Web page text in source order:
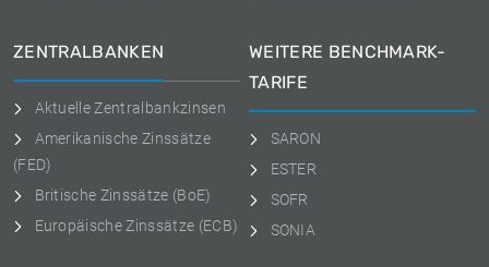
ZENTRALBANKEN
Aktuelle Zentralbankzinsen
Amerikanische Zinssätze
(FED)
Britische Zinssätze (BoE)
Europäische Zinssätze (ECB)
WEITERE BENCHMARK-
TARIFE
SARON
ESTER
SOFR
SONIA